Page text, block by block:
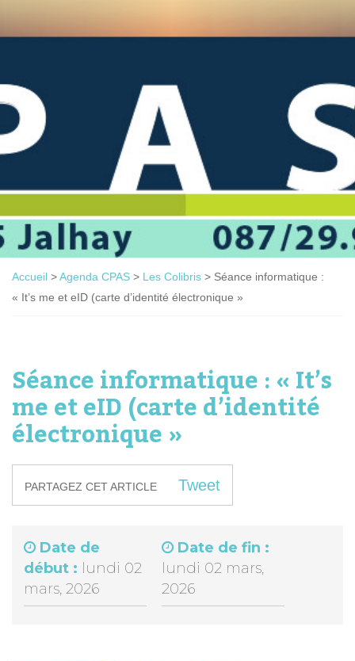
Accueil >Agenda CPAS > Les Colibris > Séance informatique :
« It’s me et eID (carte d’identité électronique »
Séance informatique : « It’s
me et eID (carte d’identité
électronique »
PARTAGEZ CET ARTICLE Tweet
Date de
début : lundi 02
mars, 2026
Date de fin :
lundi 02 mars,
2026